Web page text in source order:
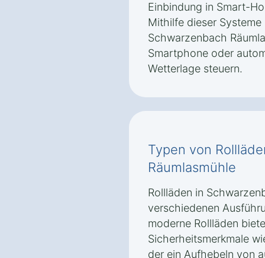
Einbindung in Smart-
Mithilfe dieser
Schwarzenbach
Smartphone oder
Wetterlage steuern.
Typen von
Räumlasmühle
Rollläden in
verschiedenen
moderne Rollläden
Sicherheitsmerkmale
der ein Aufhebeln von